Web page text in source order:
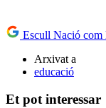
Escull Nació com
Arxivat a
educació
Et pot interessar